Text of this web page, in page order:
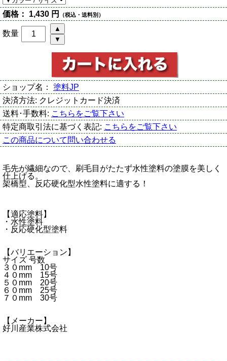
価格： 1,430 円 （税込・送料別）
数量
ショップ名： 塗料JP
決済方法: クレジットカード決済
送料･手数料: こちらをご覧下さい
特定商取引法に基づく表記: こちらをご覧下さい
この商品について問い合わせる
毛先が繊細なので、刷毛目がたたず水性塗料の塗膜を美しく
仕上げる。
架橋型、反応硬化型水性塗料に適する！
【適応塗料】
・水性塗料
・反応硬化型塗料
【バリエーション】
サイズ 号数
３０mm 10号
４０mm 15号
５０mm 20号
６０mm 25号
７０mm 30号
【メーカー】
好川産業株式会社